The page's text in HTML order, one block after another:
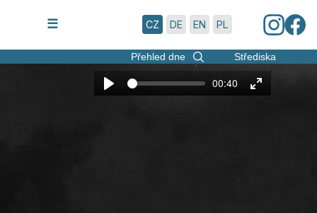
Play
00:40
Enter
☰ CZ DE EN PL
Přehled dne Střediska